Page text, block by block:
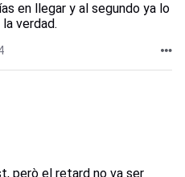
en llegar y al segundo ya lo
verdad.
però el retard no va ser